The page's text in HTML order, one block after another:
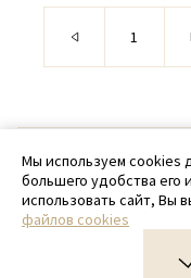
©
+ 7
Дизайн
Мы используем cookies
большего удобства его
использовать сайт, Вы
файлов cookies